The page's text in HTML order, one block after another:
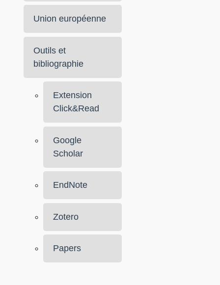
Union européenne
Outils et
bibliographie
Extension
Click&Read
Google
Scholar
EndNote
Zotero
Papers